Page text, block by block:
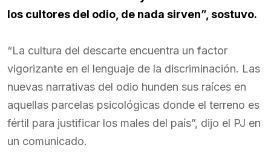
los cultores del odio, de nada sirven”, sostuvo.
“La cultura del descarte encuentra un factor
vigorizante en el lenguaje de la discriminación. Las
nuevas narrativas del odio hunden sus raíces en
aquellas parcelas psicológicas donde el terreno es
fértil para justificar los males del país”, dijo el PJ en
un comunicado.